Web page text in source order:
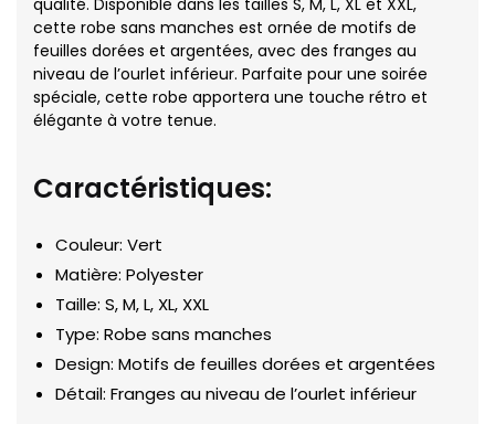
cette robe sans manches est ornée de motifs de
feuilles dorées et argentées, avec des franges au
niveau de l’ourlet inférieur. Parfaite pour une soirée
spéciale, cette robe apportera une touche rétro et
élégante à votre tenue.
Caractéristiques:
Couleur: Vert
Matière: Polyester
Taille: S, M, L, XL, XXL
Type: Robe sans manches
Design: Motifs de feuilles dorées et argentées
Détail: Franges au niveau de l’ourlet inférieur